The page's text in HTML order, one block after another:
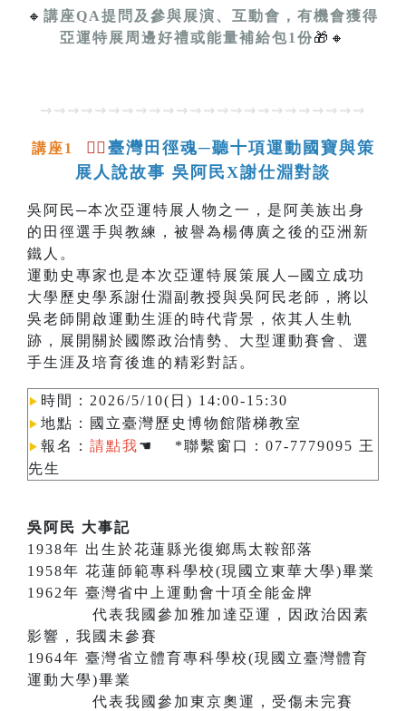
🔸 講座QA提問及參與展演、互動會，有機會獲得
亞運特展周邊好禮或能量補給包1份🎁🔸
⇝⇝⇝⇝⇝⇝⇝⇝⇝⇝⇝⇝⇝⇝⇝⇝⇝⇝⇝⇝⇝⇝⇝⇝
講座1 🏃‍♂️ 臺灣田徑魂─聽十項運動國寶與策
展人說故事 吳阿民X謝仕淵對談
吳阿民─本次亞運特展人物之一，是阿美族出身
的田徑選手與教練，被譽為楊傳廣之後的亞洲新
鐵人。
運動史專家也是本次亞運特展策展人─國立成功
大學歷史學系謝仕淵副教授與吳阿民老師，將以
吳老師開啟運動生涯的時代背景，依其人生軌
跡，展開關於國際政治情勢、大型運動賽會、選
手生涯及培育後進的精彩對話。
▶︎ 時間：2026/5/10(日) 14:00-15:30
▶︎ 地點：國立臺灣歷史博物館階梯教室
▶︎ 報名： 請點我☚ *聯繫窗口：07-7779095 王
先生
吳阿民 大事記
1938年 出生於花蓮縣光復鄉馬太鞍部落
1958年 花蓮師範專科學校(現國立東華大學)畢業
1962年 臺灣省中上運動會十項全能金牌
代表我國參加雅加達亞運，因政治因素
影響，我國未參賽
1964年 臺灣省立體育專科學校(現國立臺灣體育
運動大學)畢業
代表我國參加東京奧運，受傷未完賽